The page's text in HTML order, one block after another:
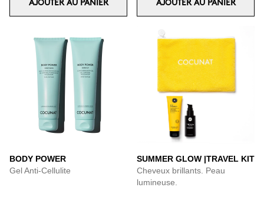
AJOUTER AU PANIER AJOUTER AU PANIER
BODY POWER
Gel Anti-Cellulite
SUMMER GLOW |TRAVEL KIT
Cheveux brillants. Peau
lumineuse.